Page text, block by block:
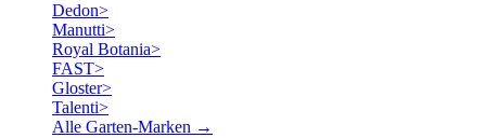
Dedon>
Manutti>
Royal Botania>
FAST>
Gloster>
Talenti>
Alle Garten-Marken →